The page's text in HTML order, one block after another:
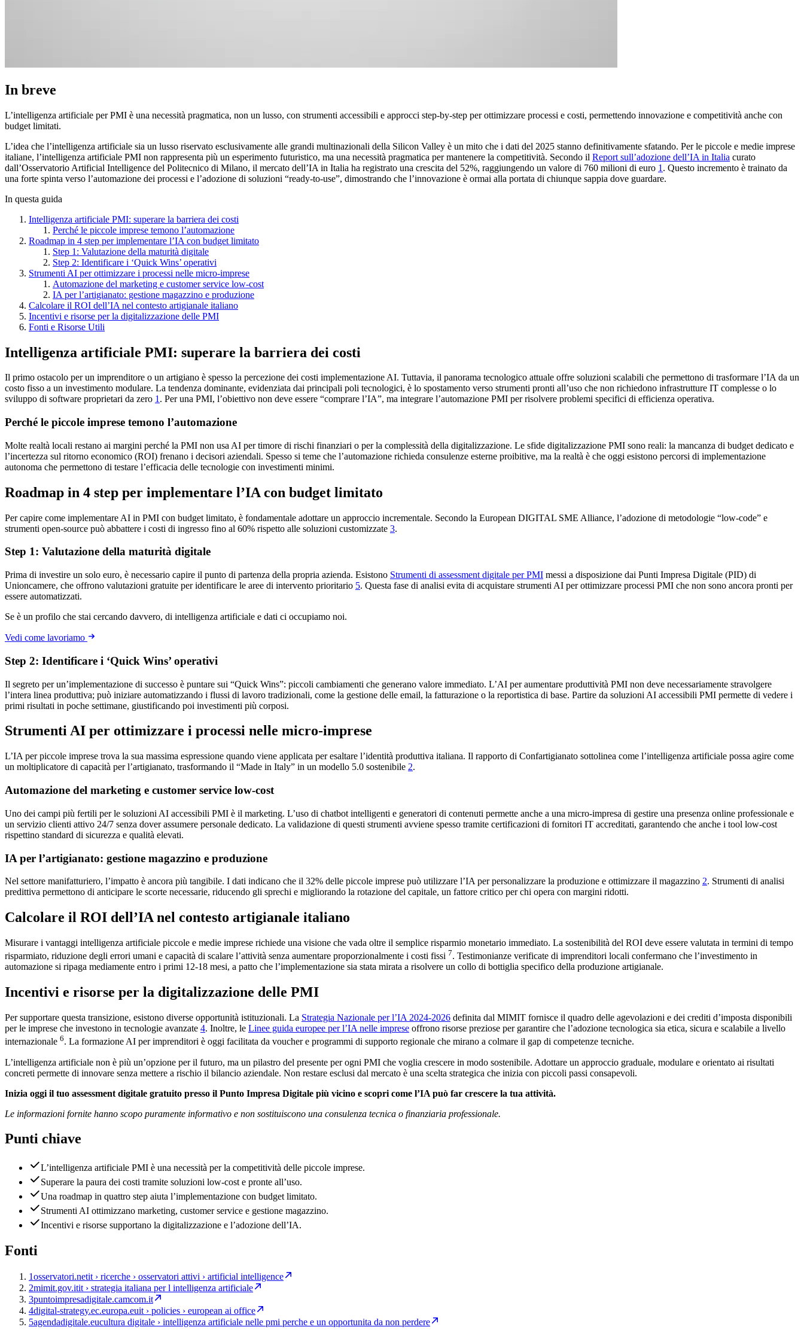
In breve
L’intelligenza artificiale per PMI è una necessità pragmatica, non un lusso, con strumenti accessibili e approcci step-by-step per ottimizzare processi e costi, permettendo innovazione e competitività anche con
budget limitati.
L’idea che l’intelligenza artificiale sia un lusso riservato esclusivamente alle grandi multinazionali della Silicon Valley è un mito che i dati del 2025 stanno definitivamente sfatando. Per le piccole e medie imprese
italiane, l’intelligenza artificiale PMI non rappresenta più un esperimento futuristico, ma una necessità pragmatica per mantenere la competitività. Secondo il Report sull’adozione dell’IA in Italia curato
dall’Osservatorio Artificial Intelligence del Politecnico di Milano, il mercato dell’IA in Italia ha registrato una crescita del 52%, raggiungendo un valore di 760 milioni di euro 1 . Questo incremento è trainato da
una forte spinta verso l’automazione dei processi e l’adozione di soluzioni “ready-to-use”, dimostrando che l’innovazione è ormai alla portata di chiunque sappia dove guardare.
In questa guida
Intelligenza artificiale PMI: superare la barriera dei costi
Perché le piccole imprese temono l’automazione
Roadmap in 4 step per implementare l’IA con budget limitato
Step 1: Valutazione della maturità digitale
Step 2: Identificare i ‘Quick Wins’ operativi
Strumenti AI per ottimizzare i processi nelle micro-imprese
Automazione del marketing e customer service low-cost
IA per l’artigianato: gestione magazzino e produzione
Calcolare il ROI dell’IA nel contesto artigianale italiano
Incentivi e risorse per la digitalizzazione delle PMI
Fonti e Risorse Utili
Intelligenza artificiale PMI: superare la barriera dei costi
Il primo ostacolo per un imprenditore o un artigiano è spesso la percezione dei costi implementazione AI. Tuttavia, il panorama tecnologico attuale offre soluzioni scalabili che permettono di trasformare l’IA da un
costo fisso a un investimento modulare. La tendenza dominante, evidenziata dai principali poli tecnologici, è lo spostamento verso strumenti pronti all’uso che non richiedono infrastrutture IT complesse o lo
sviluppo di software proprietari da zero 1. Per una PMI, l’obiettivo non deve essere “comprare l’IA”, ma integrare l’automazione PMI per risolvere problemi specifici di efficienza operativa.
Perché le piccole imprese temono l’automazione
Molte realtà locali restano ai margini perché la PMI non usa AI per timore di rischi finanziari o per la complessità della digitalizzazione. Le sfide digitalizzazione PMI sono reali: la mancanza di budget dedicato e
l’incertezza sul ritorno economico (ROI) frenano i decisori aziendali. Spesso si teme che l’automazione richieda consulenze esterne proibitive, ma la realtà è che oggi esistono percorsi di implementazione
autonoma che permettono di testare l’efficacia delle tecnologie con investimenti minimi.
Roadmap in 4 step per implementare l’IA con budget limitato
Per capire come implementare AI in PMI con budget limitato, è fondamentale adottare un approccio incrementale. Secondo la European DIGITAL SME Alliance, l’adozione di metodologie “low-code” e
strumenti open-source può abbattere i costi di ingresso fino al 60% rispetto alle soluzioni customizzate 3.
Step 1: Valutazione della maturità digitale
Prima di investire un solo euro, è necessario capire il punto di partenza della propria azienda. Esistono Strumenti di assessment digitale per PMI messi a disposizione dai Punti Impresa Digitale (PID) di
Unioncamere, che offrono valutazioni gratuite per identificare le aree di intervento prioritario 5. Questa fase di analisi evita di acquistare strumenti AI per ottimizzare processi PMI che non sono ancora pronti per
essere automatizzati.
Se è un profilo che stai cercando davvero, di intelligenza artificiale e dati ci occupiamo noi.
Vedi come lavoriamo
Step 2: Identificare i ‘Quick Wins’ operativi
Il segreto per un’implementazione di successo è puntare sui “Quick Wins”: piccoli cambiamenti che generano valore immediato. L’AI per aumentare produttività PMI non deve necessariamente stravolgere
l’intera linea produttiva; può iniziare automatizzando i flussi di lavoro tradizionali, come la gestione delle email, la fatturazione o la reportistica di base. Partire da soluzioni AI accessibili PMI permette di vedere i
primi risultati in poche settimane, giustificando poi investimenti più corposi.
Strumenti AI per ottimizzare i processi nelle micro-imprese
L’IA per piccole imprese trova la sua massima espressione quando viene applicata per esaltare l’identità produttiva italiana. Il rapporto di Confartigianato sottolinea come l’intelligenza artificiale possa agire come
un moltiplicatore di capacità per l’artigianato, trasformando il “Made in Italy” in un modello 5.0 sostenibile 2.
Automazione del marketing e customer service low-cost
Uno dei campi più fertili per le soluzioni AI accessibili PMI è il marketing. L’uso di chatbot intelligenti e generatori di contenuti permette anche a una micro-impresa di gestire una presenza online professionale e
un servizio clienti attivo 24/7 senza dover assumere personale dedicato. La validazione di questi strumenti avviene spesso tramite certificazioni di fornitori IT accreditati, garantendo che anche i tool low-cost
rispettino standard di sicurezza e qualità elevati.
IA per l’artigianato: gestione magazzino e produzione
Nel settore manifatturiero, l’impatto è ancora più tangibile. I dati indicano che il 32% delle piccole imprese può utilizzare l’IA per personalizzare la produzione e ottimizzare il magazzino 2. Strumenti di analisi
predittiva permettono di anticipare le scorte necessarie, riducendo gli sprechi e migliorando la rotazione del capitale, un fattore critico per chi opera con margini ridotti.
Calcolare il ROI dell’IA nel contesto artigianale italiano
Misurare i vantaggi intelligenza artificiale piccole e medie imprese richiede una visione che vada oltre il semplice risparmio monetario immediato. La sostenibilità del ROI deve essere valutata in termini di tempo
risparmiato, riduzione degli errori umani e capacità di scalare l’attività senza aumentare proporzionalmente i costi fissi 7. Testimonianze verificate di imprenditori locali confermano che l’investimento in
automazione si ripaga mediamente entro i primi 12-18 mesi, a patto che l’implementazione sia stata mirata a risolvere un collo di bottiglia specifico della produzione artigianale.
Incentivi e risorse per la digitalizzazione delle PMI
Per supportare questa transizione, esistono diverse opportunità istituzionali. La Strategia Nazionale per l’IA 2024-2026 definita dal MIMIT fornisce il quadro delle agevolazioni e dei crediti d’imposta disponibili
per le imprese che investono in tecnologie avanzate 4. Inoltre, le Linee guida europee per l’IA nelle imprese offrono risorse preziose per garantire che l’adozione tecnologica sia etica, sicura e scalabile a livello
internazionale 6. La formazione AI per imprenditori è oggi facilitata da voucher e programmi di supporto regionale che mirano a colmare il gap di competenze tecniche.
L’intelligenza artificiale non è più un’opzione per il futuro, ma un pilastro del presente per ogni PMI che voglia crescere in modo sostenibile. Adottare un approccio graduale, modulare e orientato ai risultati
concreti permette di innovare senza mettere a rischio il bilancio aziendale. Non restare esclusi dal mercato è una scelta strategica che inizia con piccoli passi consapevoli.
Inizia oggi il tuo assessment digitale gratuito presso il Punto Impresa Digitale più vicino e scopri come l’IA può far crescere la tua attività.
Le informazioni fornite hanno scopo puramente informativo e non sostituiscono una consulenza tecnica o finanziaria professionale.
Punti chiave
L’intelligenza artificiale PMI è una necessità per la competitività delle piccole imprese.
Superare la paura dei costi tramite soluzioni low-cost e pronte all’uso.
Una roadmap in quattro step aiuta l’implementazione con budget limitato.
Strumenti AI ottimizzano marketing, customer service e gestione magazzino.
Incentivi e risorse supportano la digitalizzazione e l’adozione dell’IA.
Fonti
1osservatori.netit › ricerche › osservatori attivi › artificial intelligence
2mimit.gov.itit › strategia italiana per l intelligenza artificiale
3puntoimpresadigitale.camcom.it
4digital-strategy.ec.europa.euit › policies › european ai office
5agendadigitale.eucultura digitale › intelligenza artificiale nelle pmi perche e un opportunita da non perdere